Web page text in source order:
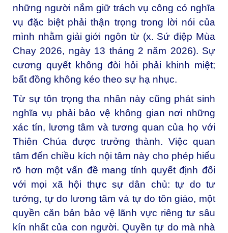
những người nắm giữ trách vụ công có nghĩa
vụ đặc biệt phải thận trọng trong lời nói của
mình nhằm giải giới ngôn từ (x. Sứ điệp Mùa
Chay 2026, ngày 13 tháng 2 năm 2026). Sự
cương quyết không đòi hỏi phải khinh miệt;
bất đồng không kéo theo sự hạ nhục.
Từ sự tôn trọng tha nhân này cũng phát sinh
nghĩa vụ phải bảo vệ không gian nơi những
xác tín, lương tâm và tương quan của họ với
Thiên Chúa được trưởng thành. Việc quan
tâm đến chiều kích nội tâm này cho phép hiểu
rõ hơn một vấn đề mang tính quyết định đối
với mọi xã hội thực sự dân chủ: tự do tư
tưởng, tự do lương tâm và tự do tôn giáo, một
quyền căn bản bảo vệ lãnh vực riêng tư sâu
kín nhất của con người. Quyền tự do mà nhà